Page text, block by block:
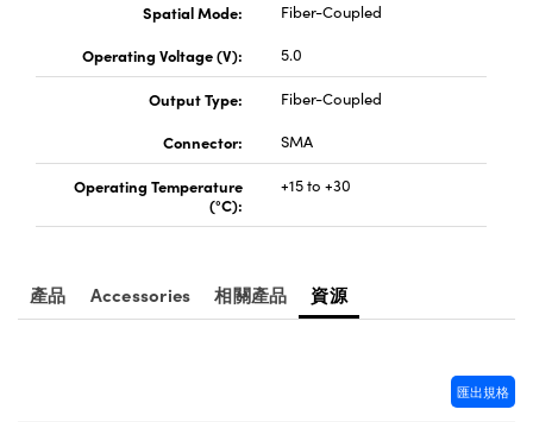
Spatial Mode:
Fiber-Coupled
Operating Voltage (V):
5.0
Output Type:
Fiber-Coupled
Connector:
SMA
Operating Temperature
(°C):
+15 to +30
產品 Accessories 相關產品 資源
匯出規格